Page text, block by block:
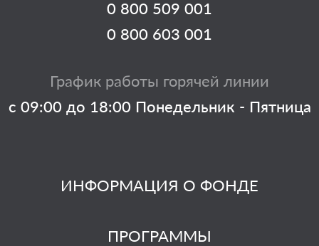
ИНФОРМАЦИЯ О ФОНДЕ
ПРОГРАММЫ
0 800 509 001
0 800 603 001
График работы горячей линии
с 09:00 до 18:00 Понедельник - Пятница